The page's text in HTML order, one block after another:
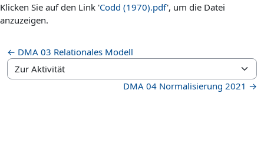
Klicken Sie auf den Link 'Codd (1970).pdf', um die Datei
anzuzeigen.
← DMA 03 Relationales Modell
Zur Aktivität
DMA 04 Normalisierung 2021 →